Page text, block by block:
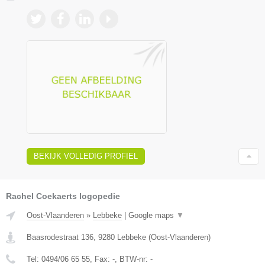
BEKIJK VOLLEDIG PROFIEL
Rachel Coekaerts logopedie
Oost-Vlaanderen » Lebbeke Google maps ▼
Baasrodestraat 136, 9280 Lebbeke (Oost-Vlaanderen)
Tel: 0494/06 65 55, Fax: -, BTW-nr: -